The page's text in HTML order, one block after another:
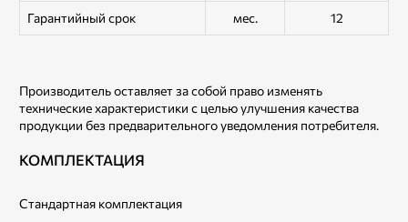
Гарантийный срок мес. 12
Производитель оставляет за собой право изменять
технические характеристики с целью улучшения качества
продукции без предварительного уведомления потребителя.
КОМПЛЕКТАЦИЯ
Стандартная комплектация